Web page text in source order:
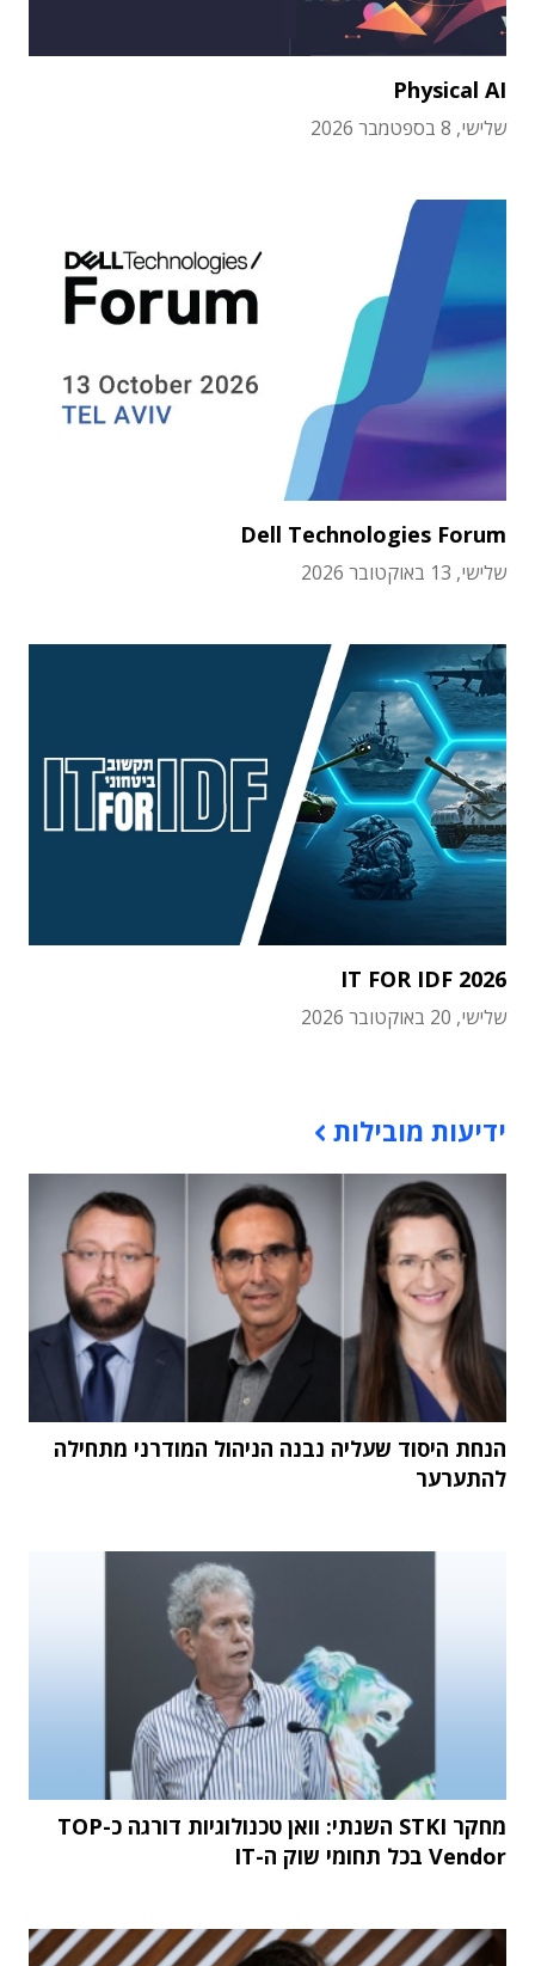
Physical AI
שלישי, 8 בספטמבר 2026
Dell Technologies Forum
שלישי, 13 באוקטובר 2026
IT FOR IDF 2026
שלישי, 20 באוקטובר 2026
ידיעות מובילות
הנחת היסוד שעליה נבנה הניהול המודרני מתחילה
להתערער
מחקר STKI השנתי: וואן טכנולוגיות דורגה כ-TOP
Vendor בכל תחומי שוק ה-IT